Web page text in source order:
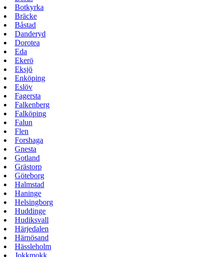
Botkyrka
Bräcke
Båstad
Danderyd
Dorotea
Eda
Ekerö
Eksjö
Enköping
Eslöv
Fagersta
Falkenberg
Falköping
Falun
Flen
Forshaga
Gnesta
Gotland
Grästorp
Göteborg
Halmstad
Haninge
Helsingborg
Huddinge
Hudiksvall
Härjedalen
Härnösand
Hässleholm
Jokkmokk